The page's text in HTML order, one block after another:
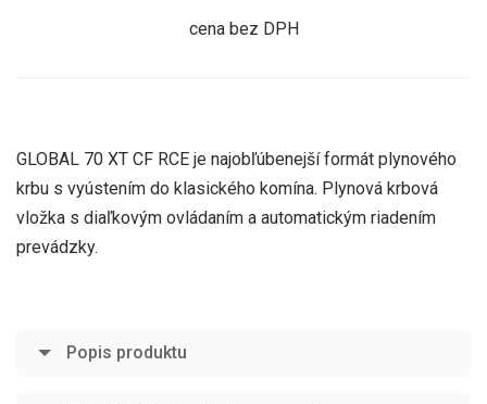
cena bez DPH
GLOBAL 70 XT CF RCE je najobľúbenejší formát plynového
krbu s vyústením do klasického komína. Plynová krbová
vložka s diaľkovým ovládaním a automatickým riadením
prevádzky.
Popis produktu